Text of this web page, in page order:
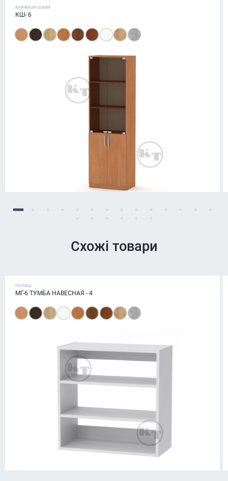
КНИЖКОВІ ШАФИ
КШ- 6
Схожі товари
ПОЛИЦІ
МГ-6 ТУМБА НАВЕСНАЯ - 4